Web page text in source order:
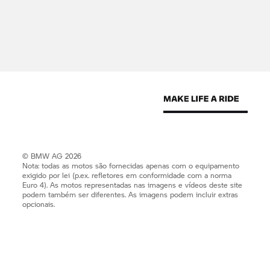
© BMW AG 2026
Nota: todas as motos são fornecidas apenas com o equipamento
exigido por lei (p.ex. refletores em conformidade com a norma
Euro 4). As motos representadas nas imagens e vídeos deste site
podem também ser diferentes. As imagens podem incluir extras
opcionais.